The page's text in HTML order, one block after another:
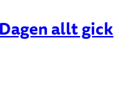
allt gick